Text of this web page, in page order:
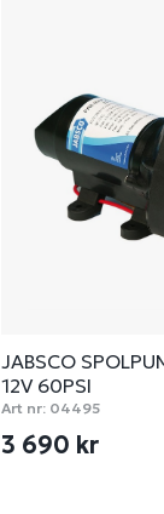
JABSCO
12V 60PSI
Art nr: 04495
3 690 kr